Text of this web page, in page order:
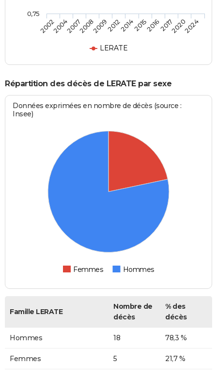
LERATE
200220042007200820092012201420152016201720202024
0,75
Répartition des décès de LERATE par sexe
Données exprimées en nombre de décès (source :
Insee)
Femmes Hommes
Famille LERATE
Nombre de
décès
% des
décès
Hommes 18 78,3 %
Femmes 5 21,7 %